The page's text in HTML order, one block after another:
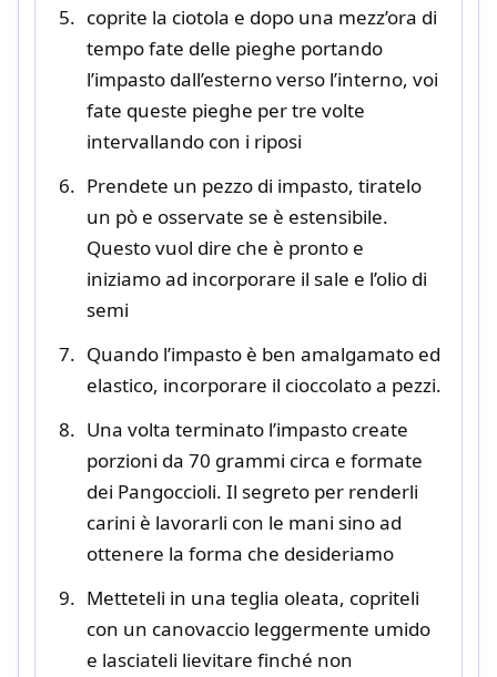
coprite la ciotola e dopo una mezz’ora di
tempo fate delle pieghe portando
l’impasto dall’esterno verso l’interno, voi
fate queste pieghe per tre volte
intervallando con i riposi
Prendete un pezzo di impasto, tiratelo
un pò e osservate se è estensibile.
Questo vuol dire che è pronto e
iniziamo ad incorporare il sale e l’olio di
semi
Quando l’impasto è ben amalgamato ed
elastico, incorporare il cioccolato a pezzi.
Una volta terminato l’impasto create
porzioni da 70 grammi circa e formate
dei Pangoccioli. Il segreto per renderli
carini è lavorarli con le mani sino ad
ottenere la forma che desideriamo
Metteteli in una teglia oleata, copriteli
con un canovaccio leggermente umido
e lasciateli lievitare finché non